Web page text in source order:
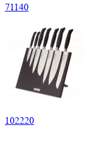
71140
102220